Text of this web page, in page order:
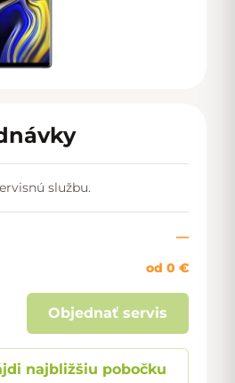
službu.
—
od 0 €
Objednať servis
najbližšiu pobočku